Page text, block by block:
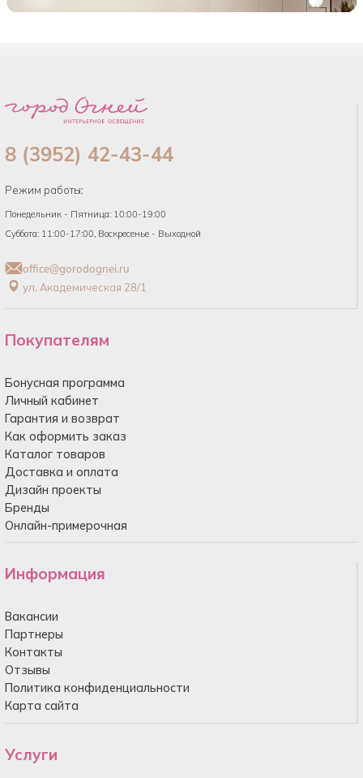
8 (3952) 42-43-44
Режим работы:
Понедельник - Пятница: 10:00-19:00
Суббота: 11:00-17:00, Воскресенье - Выходной
office@gorodognei.ru
ул. Академическая 28/1
Покупателям
Бонусная программа
Личный кабинет
Гарантия и возврат
Как оформить заказ
Каталог товаров
Доставка и оплата
Дизайн проекты
Бренды
Онлайн-примерочная
Информация
Вакансии
Партнеры
Контакты
Отзывы
Политика конфиденциальности
Карта сайта
Услуги